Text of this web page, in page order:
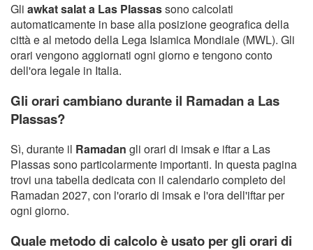
Gli awkat salat a Las Plassassono calcolati
automaticamente in base alla posizione geografica della
città e al metodo della Lega Islamica Mondiale (MWL). Gli
orari vengono aggiornati ogni giorno e tengono conto
dell'ora legale in Italia.
Gli orari cambiano durante il Ramadan a Las
Plassas?
Sì, durante il Ramadan gli orari di imsak e iftar a Las
Plassas sono particolarmente importanti. In questa pagina
trovi una tabella dedicata con il calendario completo del
Ramadan 2027, con l'orario di imsak e l'ora dell'iftar per
ogni giorno.
Quale metodo di calcolo è usato per gli orari di